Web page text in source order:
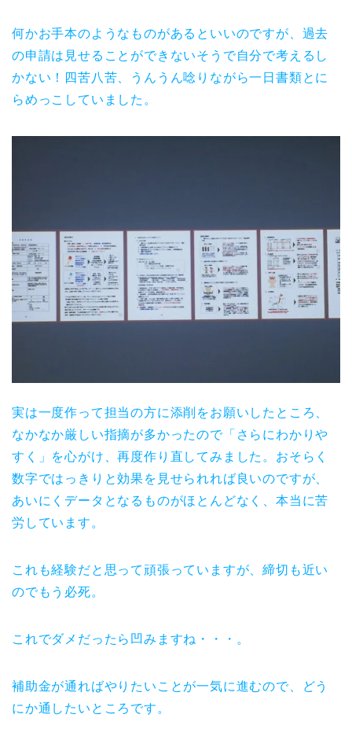
何かお手本のようなものがあるといいのですが、過去
の申請は見せることができないそうで自分で考えるし
かない！四苦八苦、うんうん唸りながら一日書類とに
らめっこしていました。
実は一度作って担当の方に添削をお願いしたところ、
なかなか厳しい指摘が多かったので「さらにわかりや
すく」を心がけ、再度作り直してみました。おそらく
数字ではっきりと効果を見せられれば良いのですが、
あいにくデータとなるものがほとんどなく、本当に苦
労しています。
これも経験だと思って頑張っていますが、締切も近い
のでもう必死。
これでダメだったら凹みますね・・・。
補助金が通ればやりたいことが一気に進むので、どう
にか通したいところです。